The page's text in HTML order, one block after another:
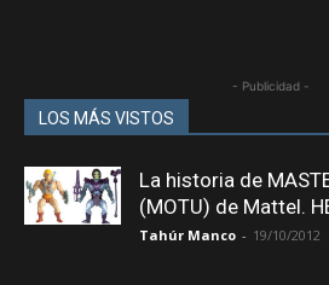
- Publicidad -
LOS MÁS VISTOS
La historia de
(MOTU) de Mattel.
Tahúr Manco - 19/10/2012